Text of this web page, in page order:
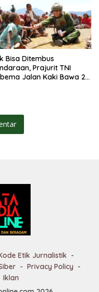
Bisa Ditembus
Prajurit TNI
Jalan Kaki Bawa 2
Etik Jurnalistik
Privacy Policy
Iklan